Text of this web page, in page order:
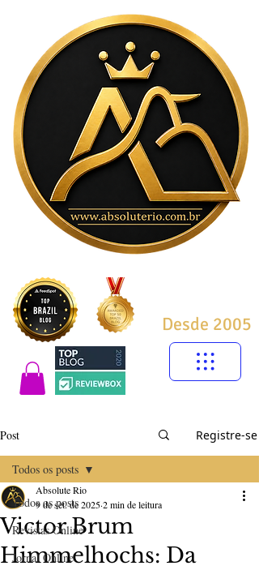
Desde 2005
Post Registre-se
Todos os posts
Revistas Online
Jornal Online
Todos os posts
Victor Brum
Himmelhochs: Da
Absolute Rio
9 de set. de 20252 min de leitura